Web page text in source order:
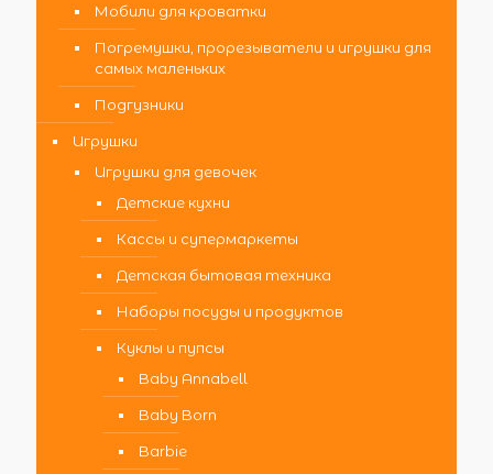
Мобили для кроватки
Погремушки, прорезыватели и игрушки для
самых маленьких
Подгузники
Игрушки
Игрушки для девочек
Детские кухни
Кассы и супермаркеты
Детская бытовая техника
Наборы посуды и продуктов
Куклы и пупсы
Baby Annabell
Baby Born
Barbie